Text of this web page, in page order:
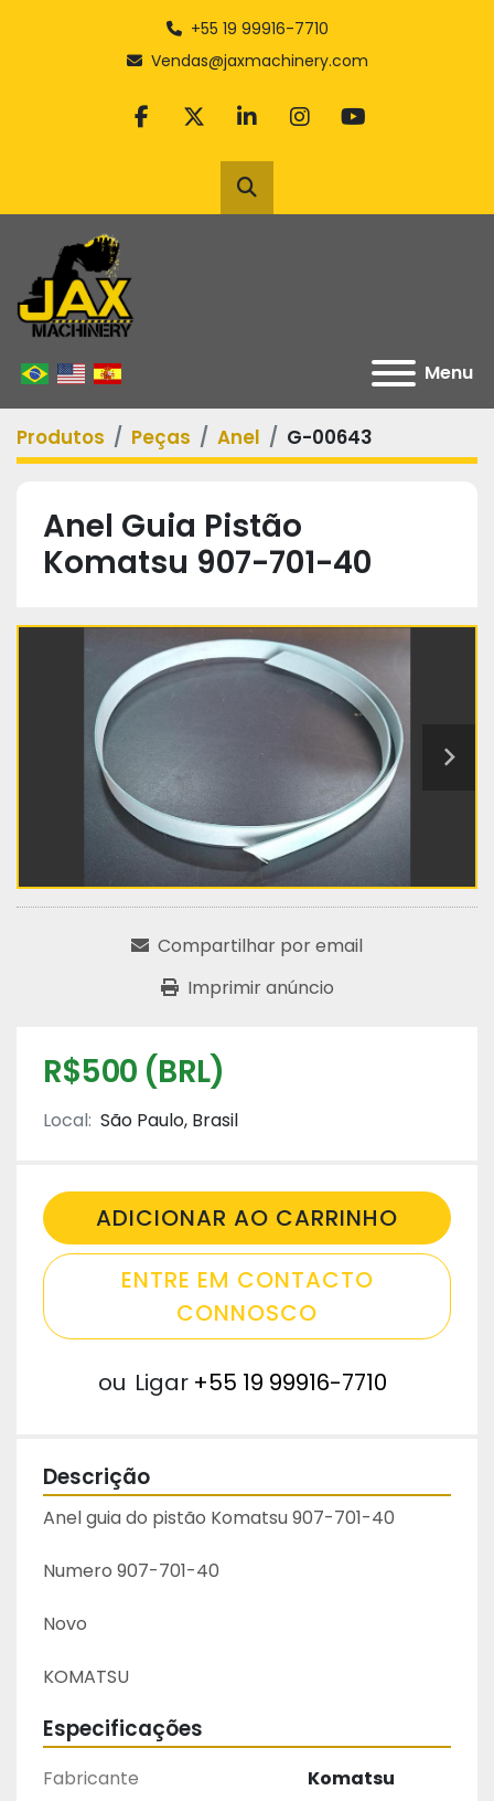
+55 19 99916-7710
Vendas@jaxmachinery.com
facebook
twitterlinkedininstagram
youtube
Pesquisar
Menu
Produtos Peças Anel G-00643
Anel Guia Pistão
Komatsu 907-701-40
Compartilhar por email
Imprimir anúncio
R$500 (BRL)
Local: São Paulo, Brasil
ADICIONAR AO CARRINHO
ENTRE EM CONTACTO
CONNOSCO
ou Ligar +55 19 99916-7710
Descrição
Anel guia do pistão Komatsu 907-701-40
Numero 907-701-40
Novo
KOMATSU
Especificações
Fabricante
Komatsu